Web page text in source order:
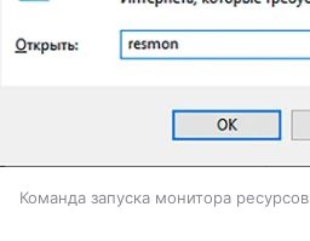
Команда запуска монитора ресурсов